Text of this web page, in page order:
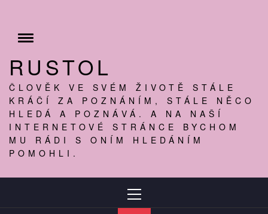
content
Toggle
RUSTOL
ČLOVĚK VE SVÉM ŽIVOTĚ STÁLE
KRÁČÍ ZA POZNÁNÍM, STÁLE NĚCO
HLEDÁ A POZNÁVÁ. A NA NAŠÍ
INTERNETOVÉ STRÁNCE BYCHOM
MU RÁDI S ONÍM HLEDÁNÍM
POMOHLI.